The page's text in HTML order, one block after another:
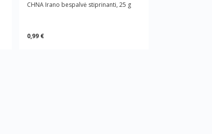
CHNA Irano bespalvė stiprinanti, 25 g
0,99 €